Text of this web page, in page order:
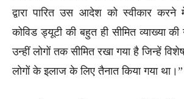
द्वारा पारित उस आदेश को स्वीकार
कोविड ड्यूटी की बहुत ही सीमित व्याख्या
उन्हीं लोगों तक सीमित रखा गया है जिन्हें
लोगों के इलाज के लिए तैनात किया गया था।”